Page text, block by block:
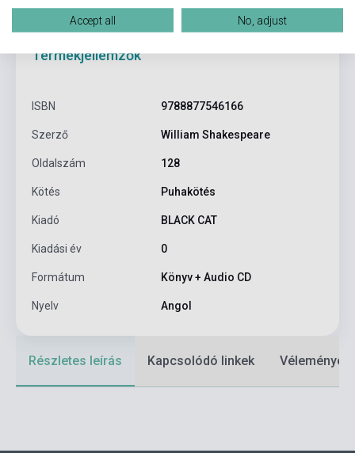
Termékjellemzők
ISBN 9788877546166
Szerző William Shakespeare
Oldalszám 128
Kötés Puhakötés
Kiadó BLACK CAT
Kiadási év 0
Formátum Könyv + Audio CD
Nyelv Angol
Részletes leírás Kapcsolódó linkek Vélemények
Accept all No, adjust